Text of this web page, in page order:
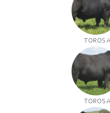
TOROS
TOROS